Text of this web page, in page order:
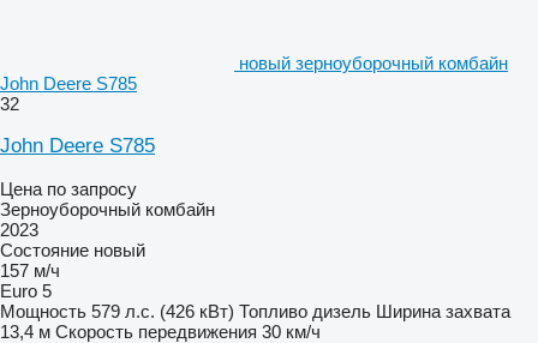
новый зерноуборочный комбайн
John Deere S785
32
John Deere S785
Цена по запросу
Зерноуборочный комбайн
2023
Состояние новый
157 м/ч
Euro 5
Мощность 579 л.с. (426 кВт) Топливо дизель Ширина захвата
13,4 м Скорость передвижения 30 км/ч